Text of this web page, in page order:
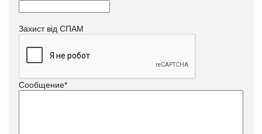
Захист від СПАМ
Сообщение*